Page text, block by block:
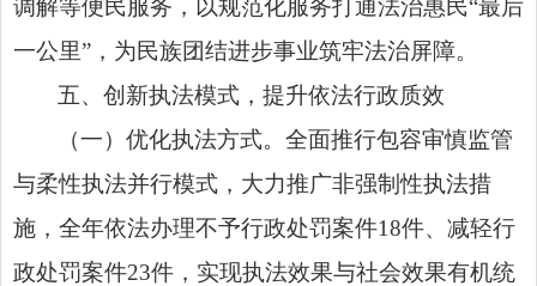
调解等便民服务，以规范化服务打通法治惠民“最后
一公里”，为民族团结进步事业筑牢法治屏障。
五、创新执法模式，提升依法行政质效
（一）优化执法方式。全面推行包容审慎监管
与柔性执法并行模式，大力推广非强制性执法措
施，全年依法办理不予行政处罚案件18件、减轻行
政处罚案件23件，实现执法效果与社会效果有机统